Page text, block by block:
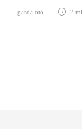
garda oto 2